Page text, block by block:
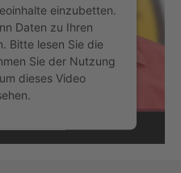
einzubetten.
Daten zu Ihren
Bitte lesen Sie die
Sie der Nutzung
dieses Video